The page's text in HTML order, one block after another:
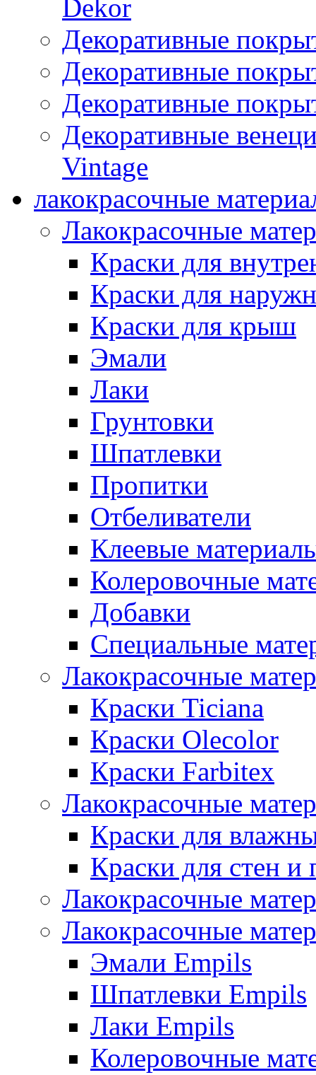
Dekor
Декоративные
Декоративные
Декоративные
Декоративные
Vintage
лакокрасочные
Лакокрасочные
Краски для
Краски для
Краски для крыш
Эмали
Лаки
Грунтовки
Шпатлевки
Пропитки
Отбеливатели
Клеевые
Колеровочные
Добавки
Специальные
Лакокрасочные
Краски Ticiana
Краски Olecolor
Краски Farbitex
Лакокрасочные
Краски для
Краски для стен и
Лакокрасочные
Лакокрасочные
Эмали Empils
Шпатлевки Empils
Лаки Empils
Колеровочные